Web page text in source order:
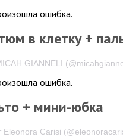
ошибка.
в клетку +
GIANNELI
ошибка.
+ мини-юбка
Eleonora Carisi